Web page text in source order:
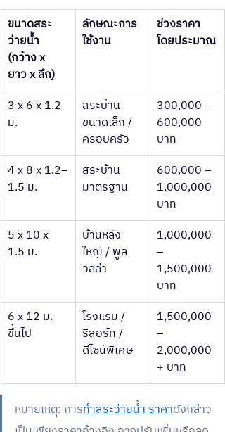
ขนาดสระ
ว่ายน้ำ
(กว้าง x
ยาว x ลึก)
ลักษณะการ
ใช้งาน
ช่วงราคา
โดยประมาณ
3 x 6 x 1.2
ม.
สระบ้าน
ขนาดเล็ก /
ครอบครัว
300,000 –
600,000
บาท
4 x 8 x 1.2–
1.5 ม.
สระบ้าน
มาตรฐาน
600,000 –
1,000,000
บาท
5 x 10 x
1.5 ม.
บ้านหลัง
ใหญ่ / พูล
วิลล่า
1,000,000
–
1,500,000
บาท
6 x 12 ม.
ขึ้นไป
โรงแรม /
รีสอร์ท /
ดีไซน์พิเศษ
1,500,000
–
2,000,000
+ บาท
หมายเหตุ: การทำสระว่ายน้ำ ราคาดังกล่าว